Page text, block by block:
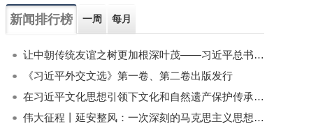
新闻排行榜 一周 每月
让中朝传统友谊之树更加根深叶茂——习近平总书记对朝鲜进行国事访问纪实
《习近平外交文选》第一卷、第二卷出版发行
在习近平文化思想引领下文化和自然遗产保护传承利用工作开创新局面
伟大征程丨延安整风：一次深刻的马克思主义思想教育运动